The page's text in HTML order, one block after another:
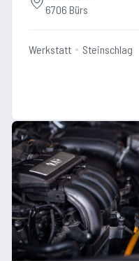
6706 Bürs
Werkstatt Steinschlag